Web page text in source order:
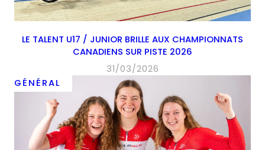
LE TALENT U17 / JUNIOR BRILLE AUX CHAMPIONNATS
CANADIENS SUR PISTE 2026
31/03/2026
GÉNÉRAL